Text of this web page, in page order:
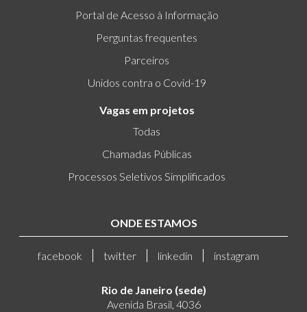
Portal de Acesso à Informação
Perguntas frequentes
Parceiros
Unidos contra o Covid-19
Vagas em projetos
Todas
Chamadas Públicas
Processos Seletivos Simplificados
ONDE ESTAMOS
facebook twitter linkedin instagram
Rio de Janeiro (sede)
Avenida Brasil, 4036